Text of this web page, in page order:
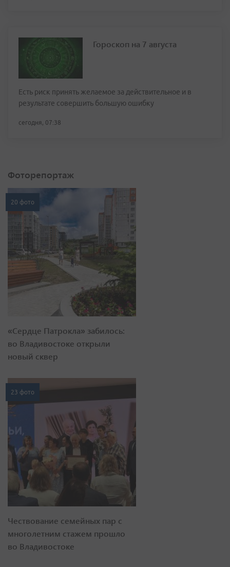
Гороскоп на 7 августа
Есть риск принять желаемое за действительное и в
результате совершить большую ошибку
сегодня, 07:38
Фоторепортаж
20 фото
«Сердце Патрокла» забилось:
во Владивостоке открыли
новый сквер
23 фото
Чествование семейных пар с
многолетним стажем прошло
во Владивостоке